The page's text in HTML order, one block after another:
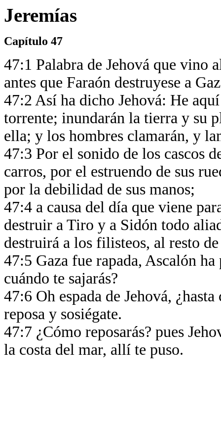
Jeremías
Capítulo 47
47:1 Palabra de Jehová que vino
antes que Faraón destruyese a
47:2 Así ha dicho Jehová: He
torrente; inundarán la tierra y su
ella; y los hombres clamarán, y
47:3 Por el sonido de los cascos
carros, por el estruendo de sus
por la debilidad de sus manos;
47:4 a causa del día que viene
destruir a Tiro y a Sidón todo
destruirá a los filisteos, al resto
47:5 Gaza fue rapada, Ascalón
cuándo te sajarás?
47:6 Oh espada de Jehová,
reposa y sosiégate.
47:7 ¿Cómo reposarás? pues
la costa del mar, allí te puso.